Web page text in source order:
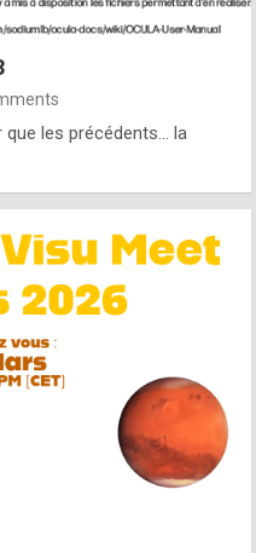
que les précédents… la